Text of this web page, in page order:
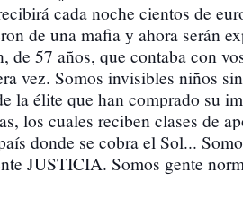
cada noche cientos de
de una mafia y ahora serán
de 57 años, que contaba con
vez. Somos invisibles niños
la élite que han comprado su
los cuales reciben clases de
donde se cobra el Sol...
JUSTICIA. Somos gente